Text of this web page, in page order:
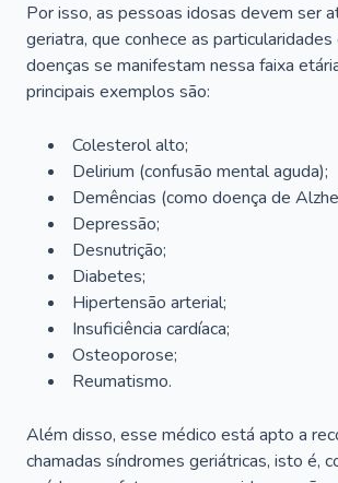
Por isso, as pessoas idosas devem ser
geriatra, que conhece as
doenças se manifestam nessa faixa
principais exemplos são:
Colesterol alto;
Delirium (confusão mental aguda);
Demências (como doença de
Depressão;
Desnutrição;
Diabetes;
Hipertensão arterial;
Insuficiência cardíaca;
Osteoporose;
Reumatismo.
Além disso, esse médico está apto a
chamadas síndromes geriátricas, isto é,